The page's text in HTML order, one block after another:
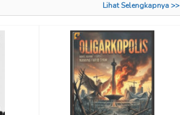
Lihat Selengkapnya >>